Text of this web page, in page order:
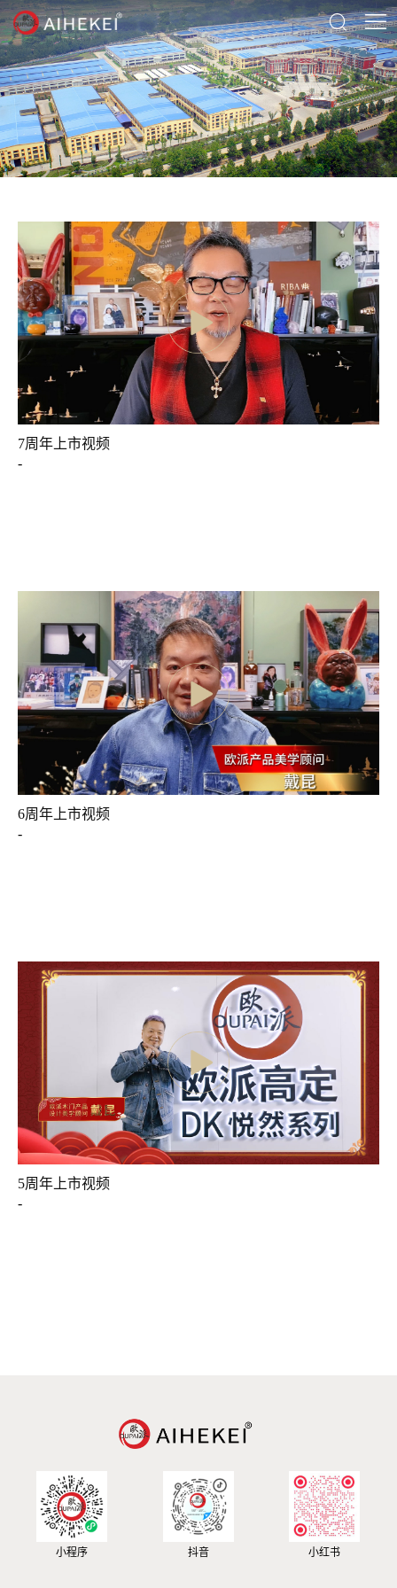

首页
关于
产品 
床垫系列
餐桌椅系列
材料世界
视频
联系

 
7周年上市视频
-
6周年上市视频
-
5周年上市视频
-
小程序 抖音 小红书